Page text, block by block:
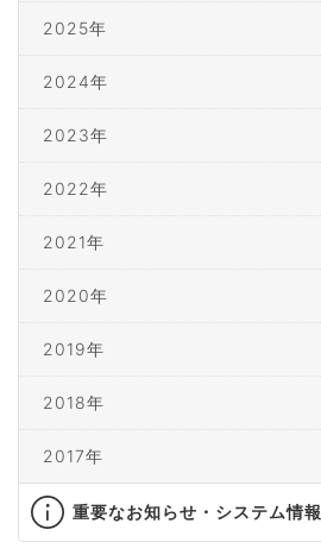
2025年
2024年
2023年
2022年
2021年
2020年
2019年
2018年
2017年
重要なお知らせ・システム情報